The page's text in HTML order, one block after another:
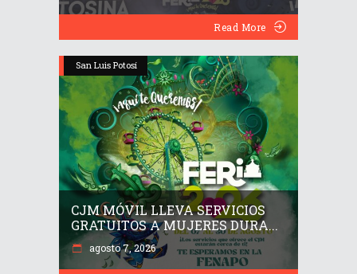
Read More
San Luis Potosí
CJM MÓVIL LLEVA SERVICIOS
GRATUITOS A MUJERES DURA...
agosto 7, 2026